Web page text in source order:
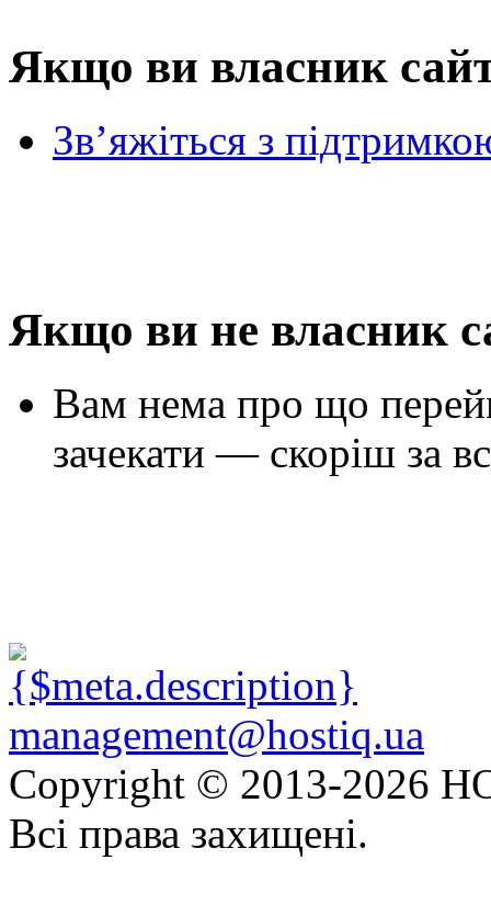
Якщо ви власник
Зв’яжіться з
Якщо ви не власник
Вам нема про що
зачекати — скоріш за
management@hostiq.ua
Copyright © 2013-2026
Всі права захищені.